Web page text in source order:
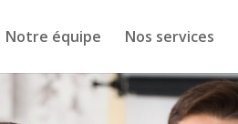
Notre équipe Nos services